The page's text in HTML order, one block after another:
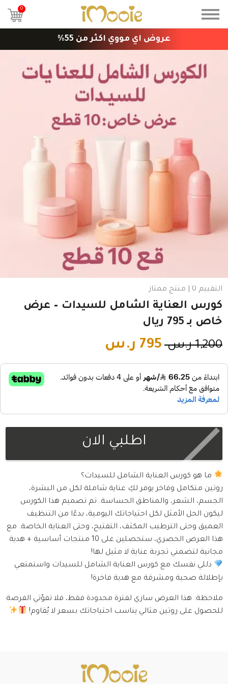
عروض اي مووي اكثر من 55%
0
التقييم 0 | منتج ممتاز
كورس العناية الشامل للسيدات – عرض
خاص بـ 795 ريال
1,200 ر.س 795 ر.س
اطلبي الان
ما هو كورس العناية الشامل للسيدات؟
روتين متكامل وفاخر يوفر لكِ عناية شاملة لكل من البشرة،
الجسم، الشعر، والمناطق الحساسة. تم تصميم هذا الكورس
ليكون الحل الأمثل لكل احتياجاتك اليومية، بدءًا من التنظيف
العميق وحتى الترطيب المكثف، التفتيح، وحتى العناية الخاصة. مع
هذا العرض الحصري، ستحصلين على 10 منتجات أساسية + هدية
مجانية لتضمني تجربة عناية لا مثيل لها!
دللي نفسك مع كورس العناية الشامل للسيدات واستمتعي
بإطلالة صحية ومشرقة مع هدية فاخرة!
ملاحظة: هذا العرض ساري لفترة محدودة فقط، فلا تفوّتي الفرصة
للحصول على روتين مثالي يناسب احتياجاتك بسعر لا يُقاوم!